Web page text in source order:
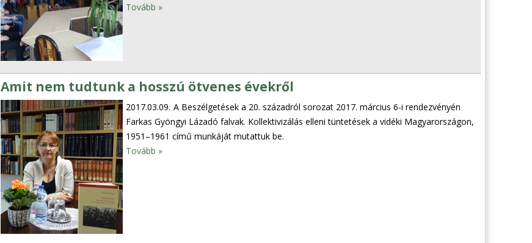
Tovább »
Amit nem tudtunk a hosszú ötvenes évekről
2017.03.09. A Beszélgetések a 20. századról sorozat 2017. március 6-i rendezvényén
Farkas Gyöngyi Lázadó falvak. Kollektivizálás elleni tüntetések a vidéki Magyarországon,
1951–1961 című munkáját mutattuk be.
Tovább »